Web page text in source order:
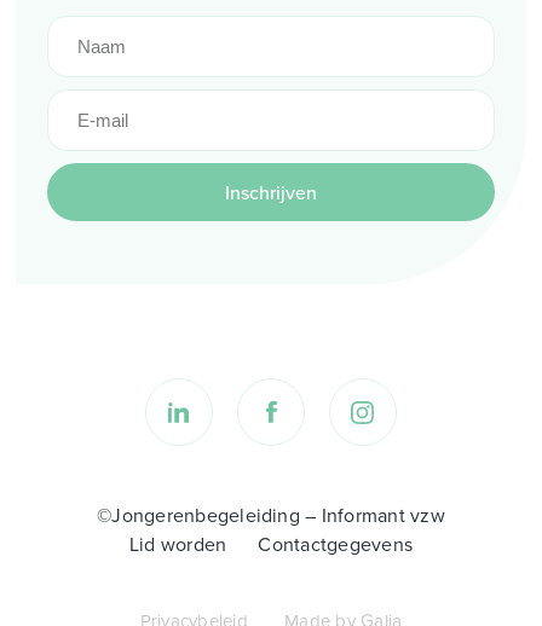
Inschrijven
©Jongerenbegeleiding – Informant vzw
Lid worden
Contactgegevens
Privacybeleid Made by Galia